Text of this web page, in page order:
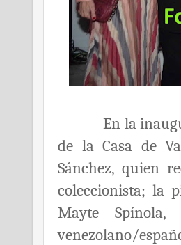
En la
de la Casa de
Sánchez, quien
coleccionista; la
Mayte
venezolano/